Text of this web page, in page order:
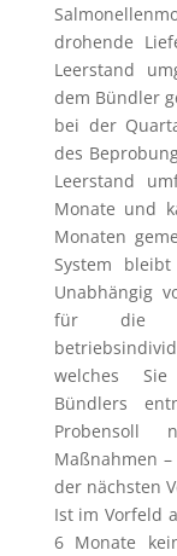
drohende
Leerstand
dem Bündler
bei der
des
Leerstand
Monate und
Monaten
System
Unabhängig
für die
welches
Bündlers
Probensoll
Maßnahmen
der nächsten
Ist im Vorfeld
6 Monate